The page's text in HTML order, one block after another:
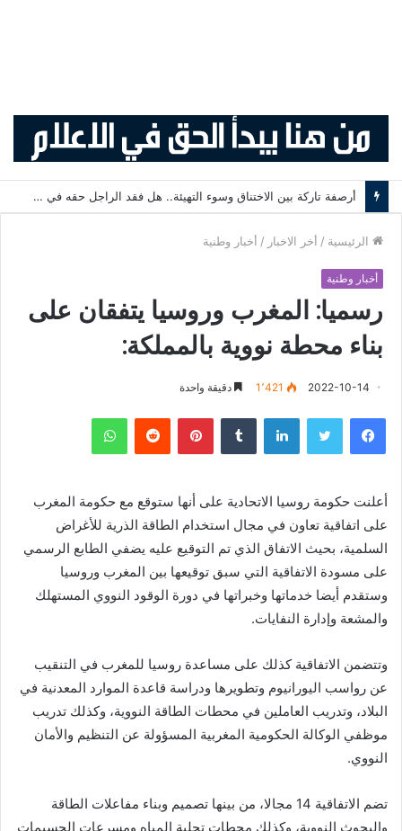
أرصفة تاركة بين الاختناق وسوء التهيئة.. هل فقد الراجل حقه في التنقل الآمن؟
الرئيسية / أخر الاخبار / أخبار وطنية
أخبار وطنية
رسميا: المغرب وروسيا يتفقان على
بناء محطة نووية بالمملكة:
2022-10-14 1٬421 دقيقة واحدة
فيسبوك لينكدإن بينتيريست
أعلنت حكومة روسيا الاتحادية على أنها ستوقع مع حكومة المغرب
على اتفاقية تعاون في مجال استخدام الطاقة الذرية للأغراض
السلمية، بحيث الاتفاق الذي تم التوقيع عليه يضفي الطابع الرسمي
على مسودة الاتفاقية التي سبق توقيعها بين المغرب وروسيا
وستقدم أيضا خدماتها وخبراتها في دورة الوقود النووي المستهلك
والمشعة وإدارة النفايات.
وتتضمن الاتفاقية كذلك على مساعدة روسيا للمغرب في التنقيب
عن رواسب اليورانيوم وتطويرها ودراسة قاعدة الموارد المعدنية في
البلاد، وتدريب العاملين في محطات الطاقة النووية، وكذلك تدريب
موظفي الوكالة الحكومية المغربية المسؤولة عن التنظيم والأمان
النووي.
تضم الاتفاقية 14 مجالا، من بينها تصميم وبناء مفاعلات الطاقة
والبحوث النووية، وكذلك محطات تحلية المياه ومسرعات الجسيمات